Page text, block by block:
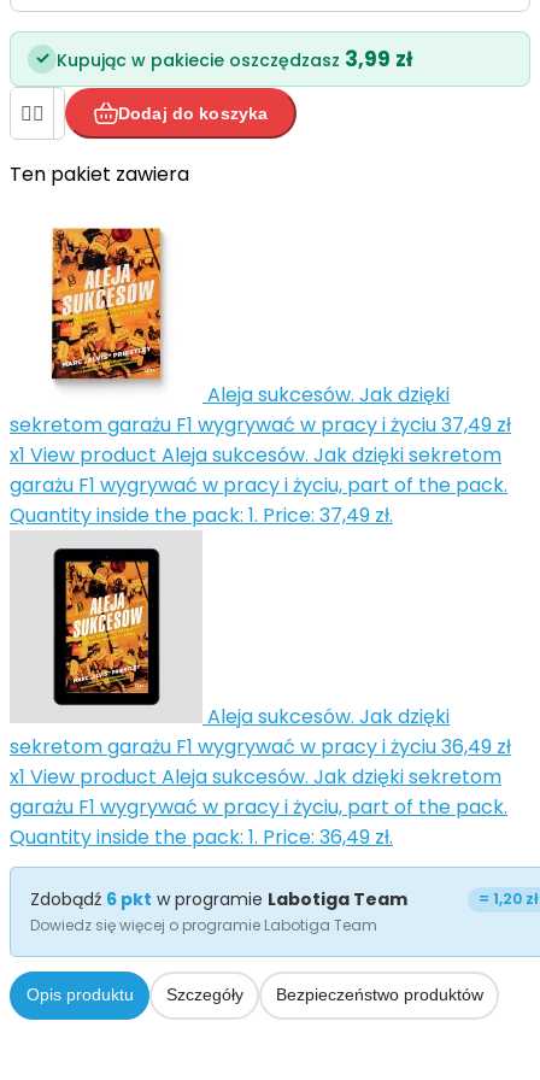
✓ Kupując w pakiecie oszczędzasz 3,99 zł
  Dodaj do koszyka
Ten pakiet zawiera
Aleja sukcesów. Jak dzięki
sekretom garażu F1 wygrywać w pracy i życiu37,49 zł
x1 View product Aleja sukcesów. Jak dzięki sekretom
garażu F1 wygrywać w pracy i życiu, part of the pack.
Quantity inside the pack: 1. Price: 37,49 zł.
Aleja sukcesów. Jak dzięki
sekretom garażu F1 wygrywać w pracy i życiu36,49 zł
x1 View product Aleja sukcesów. Jak dzięki sekretom
garażu F1 wygrywać w pracy i życiu, part of the pack.
Quantity inside the pack: 1. Price: 36,49 zł.
Zdobądź 6 pkt w programie Labotiga Team =1,20 zł
Dowiedz się więcej o programie Labotiga Team
Opis produktu Szczegóły Bezpieczeństwo produktów